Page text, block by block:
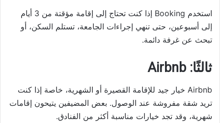
استخدم Booking إذا كنت تحتاج إلى إقامة مؤقتة من 3 أيام
إلى أسبوعين، حتى تنهي إجراءات الجامعة، تستلم السكن، أو
تبحث عن غرفة دائمة.
ثالثًا: Airbnb
Airbnb خيار جيد للإقامة القصيرة أو الشهرية، خاصة إذا كنت
تريد شقة مفروشة عند الوصول. بعض المضيفين يتيحون إقامات
شهرية، وقد تجد خيارات مناسبة أكثر من الفنادق.